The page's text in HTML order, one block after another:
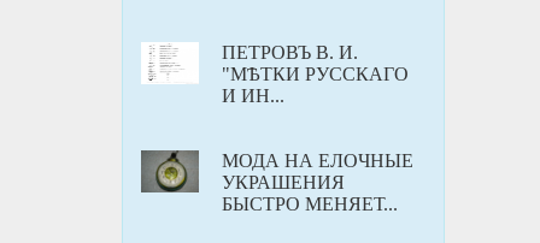
ПЕТРОВЪ В. И.
"МѢТКИ РУССКАГО
И ИН...
МОДА НА ЕЛОЧНЫЕ
УКРАШЕНИЯ
БЫСТРО МЕНЯЕТ...